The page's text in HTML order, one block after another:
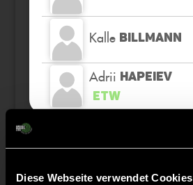
Diese Webseite verwendet Cookies
Kalle BILLMANN
Adrii HAPEIEV
ETW